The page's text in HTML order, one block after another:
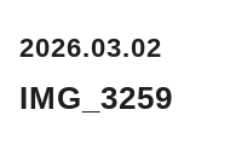
2026.03.02
IMG_3259